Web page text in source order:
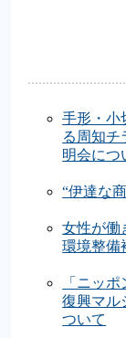
手形・小
る周知チ
明会につ
“伊達な
女性が働
環境整備
「ニッ
復興マル
ついて